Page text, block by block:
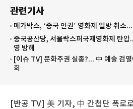
관련기사
메가박스, ‘중국 인권’ 영화제 일방 취소
중국공산당, 서울락스퍼국제영화제 탄압
영 방해
[이슈 TV] 문화주권 실종?... 中 예술 검
회
[반공 TV] 美 기자, 中 간첩단 폭로